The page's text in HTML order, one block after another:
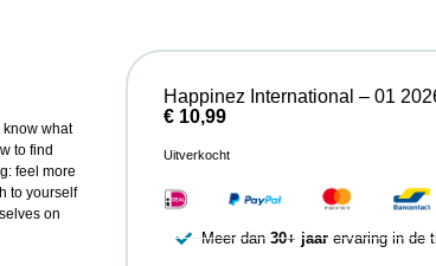
know what
to find
feel more
to yourself
on
Happinez International – 01
€10,99
Uitverkocht
Meer dan30+ jaar ervaring in de